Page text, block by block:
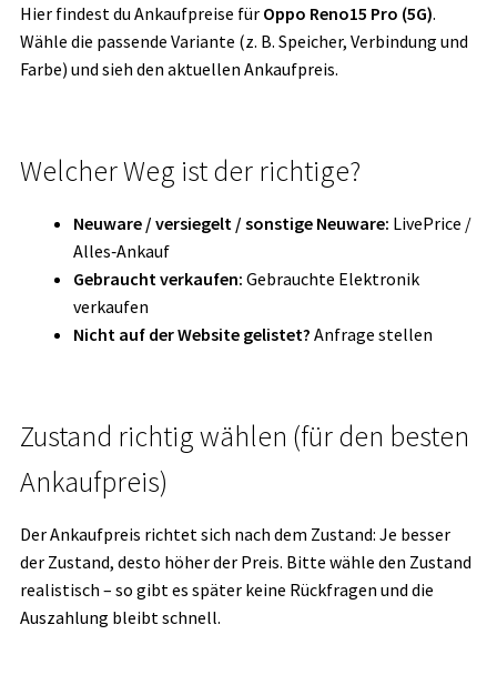
Hier findest du Ankaufpreise für Oppo Reno15 Pro (5G).
Wähle die passende Variante (z. B. Speicher, Verbindung und
Farbe) und sieh den aktuellen Ankaufpreis.
Welcher Weg ist der richtige?
Neuware / versiegelt / sonstige Neuware: LivePrice /
Alles‑Ankauf
Gebraucht verkaufen: Gebrauchte Elektronik
verkaufen
Nicht auf der Website gelistet? Anfrage stellen
Zustand richtig wählen (für den besten
Ankaufpreis)
Der Ankaufpreis richtet sich nach dem Zustand: Je besser
der Zustand, desto höher der Preis. Bitte wähle den Zustand
realistisch – so gibt es später keine Rückfragen und die
Auszahlung bleibt schnell.